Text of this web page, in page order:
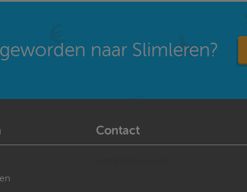
naar Slimleren?
Contact